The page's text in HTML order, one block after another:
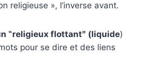
religieuse », l’inverse avant.
‟religieux flottantʺ (liquide)
pour se dire et des liens